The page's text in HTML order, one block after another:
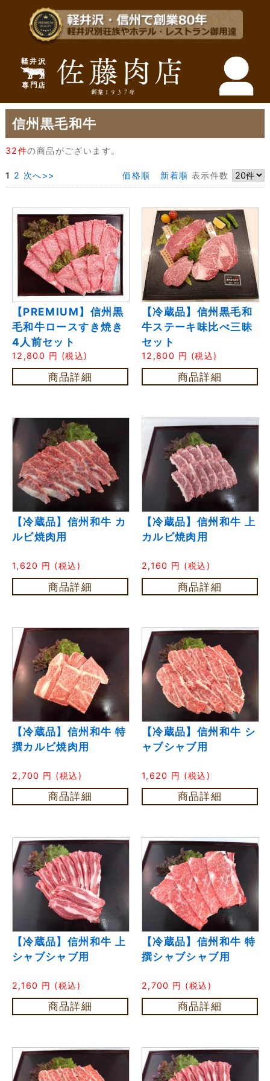
信州黒毛和牛
32件の商品がございます。
価格順 新着順 表示件数
1 2 次へ>>
【PREMIUM】信州黒
毛和牛ロースすき焼き
4人前セット
12,800 円 (税込)
商品詳細
【冷蔵品】信州黒毛和
牛ステーキ味比べ三昧
セット
12,800 円 (税込)
商品詳細
【冷蔵品】信州和牛 カ
ルビ焼肉用
1,620 円 (税込)
商品詳細
【冷蔵品】信州和牛 上
カルビ焼肉用
2,160 円 (税込)
商品詳細
【冷蔵品】信州和牛 特
撰カルビ焼肉用
2,700 円 (税込)
商品詳細
【冷蔵品】信州和牛 シ
ャブシャブ用
1,620 円 (税込)
商品詳細
【冷蔵品】信州和牛 上
シャブシャブ用
2,160 円 (税込)
商品詳細
【冷蔵品】信州和牛 特
撰シャブシャブ用
2,700 円 (税込)
商品詳細